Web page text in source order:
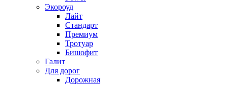
Экороуд
Лайт
Стандарт
Премиум
Тротуар
Бишофит
Галит
Для дорог
Дорожная